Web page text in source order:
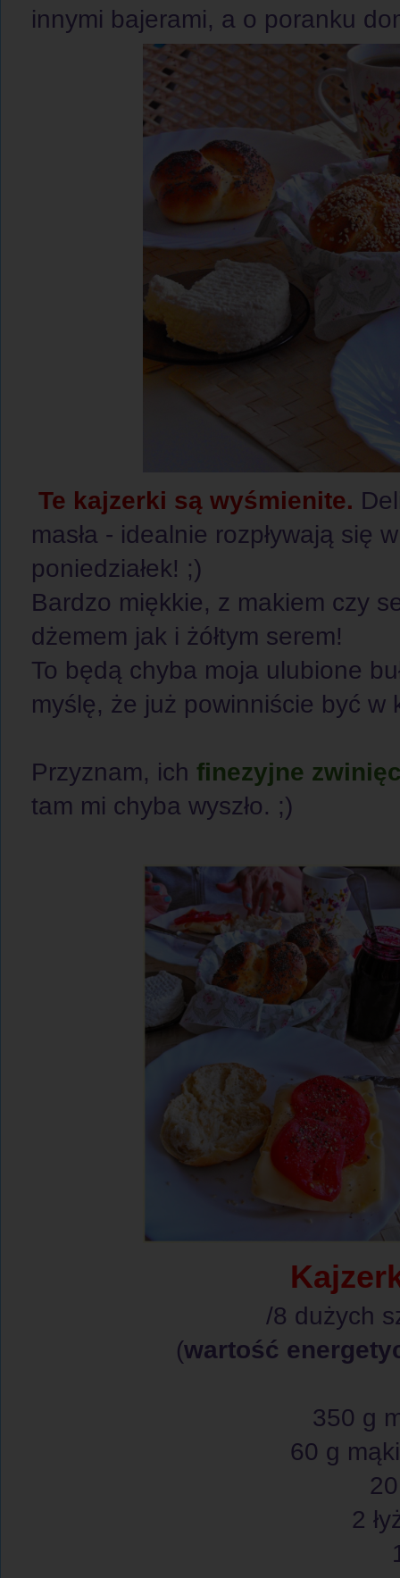
innymi bajerami, a o poranku
Te kajzerki są wyśmienite.
masła - idealnie rozpływają się
poniedziałek! ;)
Bardzo miękkie, z makiem czy
dżemem jak i żółtym serem!
To będą chyba moja ulubione
myślę, że już powinniście być
Przyznam, ich finezyjne
tam mi chyba wyszło. ;)
/8 dużych
(wartość
350 g
60 g
2